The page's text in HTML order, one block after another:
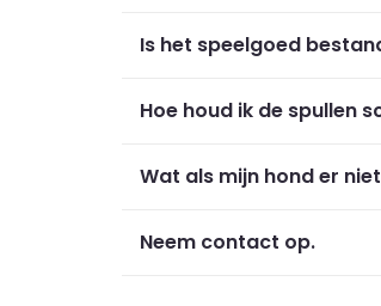
Is het speelgoed
Hoe houd ik de spullen
Wat als mijn hond er
Neem contact op.